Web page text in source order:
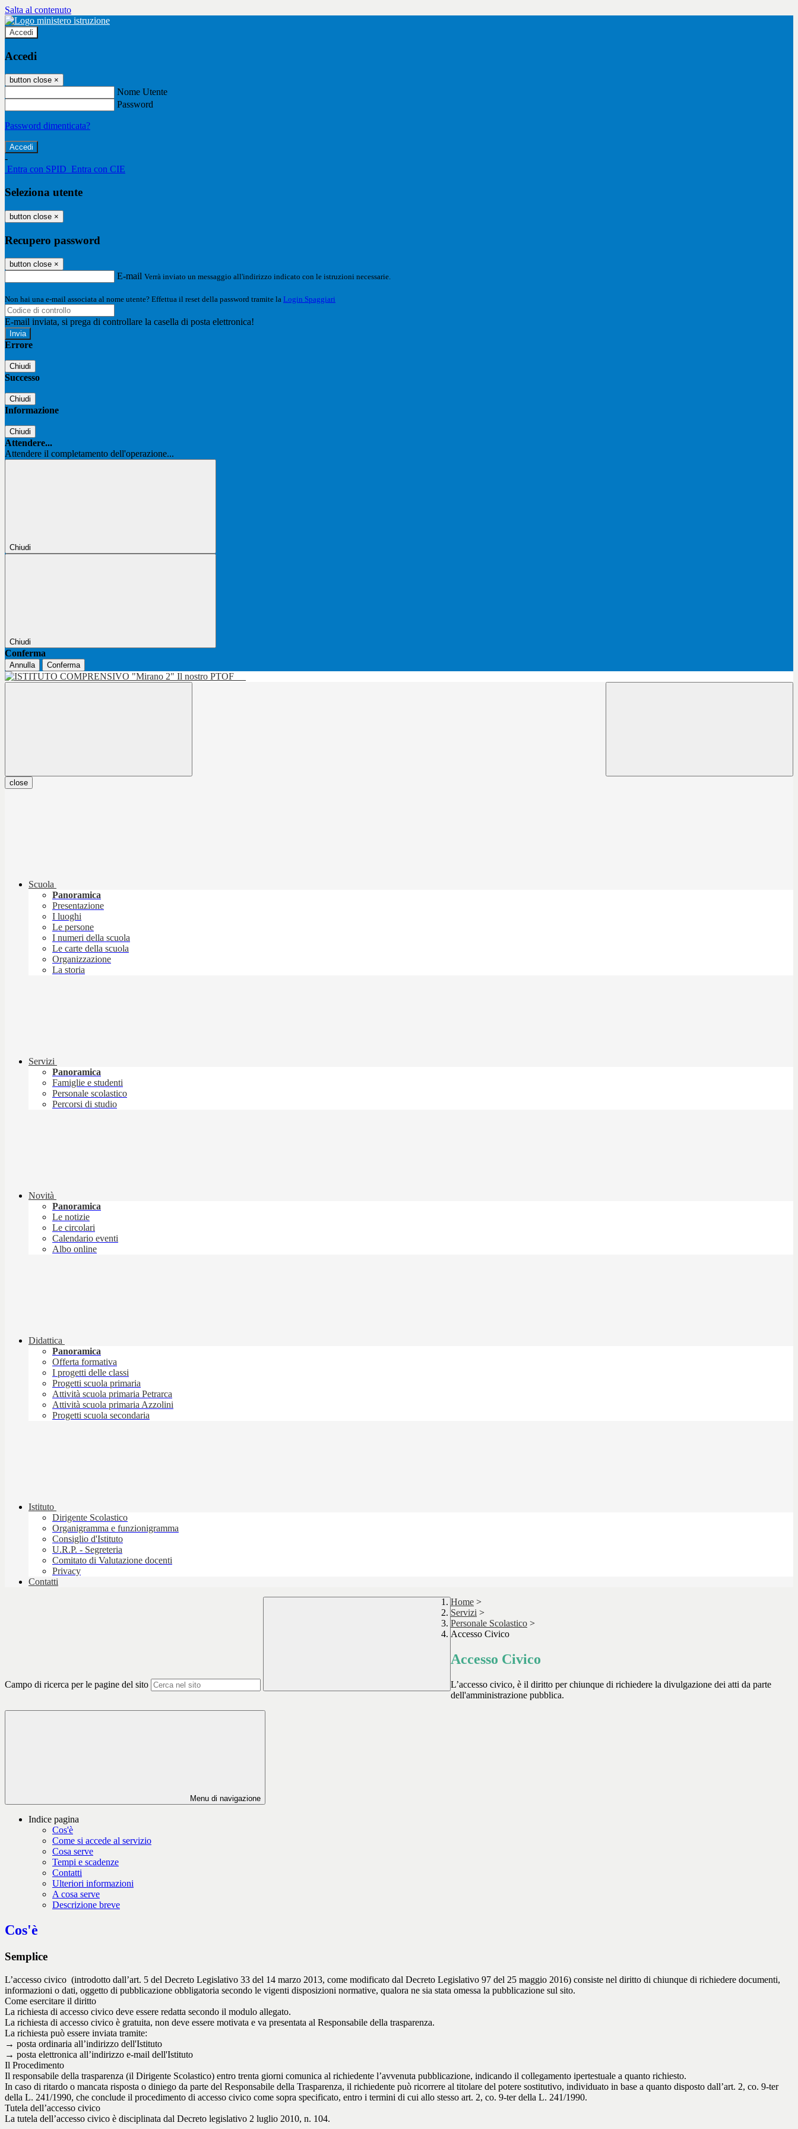
Salta al contenuto
Accedi
Accedi
button close ×
Nome Utente
Password
Password dimenticata?
-
Entra con SPID Entra con CIE
Seleziona utente
button close ×
Recupero password
button close ×
E-mail Verrà inviato un messaggio all'indirizzo indicato con le istruzioni necessarie.
Non hai una e-mail associata al nome utente? Effettua il reset della password tramite la Login Spaggiari
E-mail inviata, si prega di controllare la casella di posta elettronica!
Errore
Chiudi
Successo
Chiudi
Informazione
Chiudi
Attendere...
Attendere il completamento dell'operazione...
Chiudi
Chiudi
Conferma
Annulla Conferma
Il nostro PTOF
close
Scuola
Panoramica
Presentazione
I luoghi
Le persone
I numeri della scuola
Le carte della scuola
Organizzazione
La storia
Servizi
Panoramica
Famiglie e studenti
Personale scolastico
Percorsi di studio
Novità
Panoramica
Le notizie
Le circolari
Calendario eventi
Albo online
Didattica
Panoramica
Offerta formativa
I progetti delle classi
Progetti scuola primaria
Attività scuola primaria Petrarca
Attività scuola primaria Azzolini
Progetti scuola secondaria
Istituto
Dirigente Scolastico
Organigramma e funzionigramma
Consiglio d'Istituto
U.R.P. - Segreteria
Comitato di Valutazione docenti
Privacy
Contatti
Campo di ricerca per le pagine del sito
Home >
Servizi >
Personale Scolastico >
Accesso Civico
Accesso Civico
L’accesso civico, è il diritto per chiunque di richiedere la divulgazione dei atti da parte
dell'amministrazione pubblica.
Menu di navigazione
Indice pagina
Cos'è
Come si accede al servizio
Cosa serve
Tempi e scadenze
Contatti
Ulteriori informazioni
A cosa serve
Descrizione breve
Cos'è
Semplice
L’accesso civico (introdotto dall’art. 5 del Decreto Legislativo 33 del 14 marzo 2013, come modificato dal Decreto Legislativo 97 del 25 maggio 2016) consiste nel diritto di chiunque di richiedere documenti,
informazioni o dati, oggetto di pubblicazione obbligatoria secondo le vigenti disposizioni normative, qualora ne sia stata omessa la pubblicazione sul sito.
Come esercitare il diritto
La richiesta di accesso civico deve essere redatta secondo il modulo allegato.
La richiesta di accesso civico è gratuita, non deve essere motivata e va presentata al Responsabile della trasparenza.
La richiesta può essere inviata tramite:
→ posta ordinaria all’indirizzo dell'Istituto
→ posta elettronica all’indirizzo e-mail dell'Istituto
Il Procedimento
Il responsabile della trasparenza (il Dirigente Scolastico) entro trenta giorni comunica al richiedente l’avvenuta pubblicazione, indicando il collegamento ipertestuale a quanto richiesto.
In caso di ritardo o mancata risposta o diniego da parte del Responsabile della Trasparenza, il richiedente può ricorrere al titolare del potere sostitutivo, individuato in base a quanto disposto dall’art. 2, co. 9-ter
della L. 241/1990, che conclude il procedimento di accesso civico come sopra specificato, entro i termini di cui allo stesso art. 2, co. 9-ter della L. 241/1990.
Tutela dell’accesso civico
La tutela dell’accesso civico è disciplinata dal Decreto legislativo 2 luglio 2010, n. 104.